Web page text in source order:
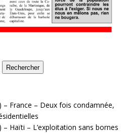
Rechercher
– France – Deux fois condamnée,
– Haïti – L’exploitation sans bornes